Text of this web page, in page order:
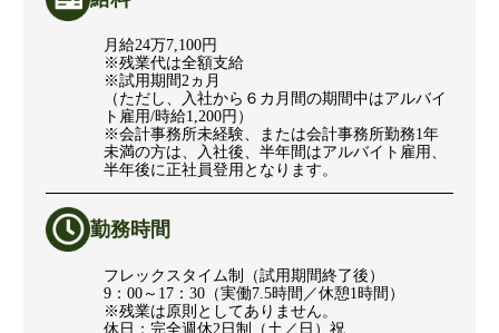
月給24万7,100円
※残業代は全額支給
※試用期間2ヵ月
（ただし、入社から６カ月間の期間中はアルバイ
ト雇用/時給1,200円）
※会計事務所未経験、または会計事務所勤務1年
未満の方は、入社後、半年間はアルバイト雇用、
半年後に正社員登用となります。
勤務時間
フレックスタイム制（試用期間終了後）
9：00～17：30（実働7.5時間／休憩1時間）
※残業は原則としてありません。
休日：完全週休2日制（土／日）祝